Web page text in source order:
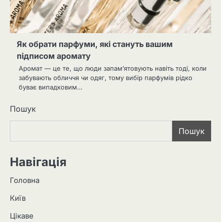
Як обрати парфуми, які стануть вашим
підписом аромату
Аромат — це те, що люди запам’ятовують навіть тоді, коли
забувають обличчя чи одяг, тому вибір парфумів рідко
буває випадковим…
Пошук
Пошук
Навігація
Головна
Київ
Цікаве